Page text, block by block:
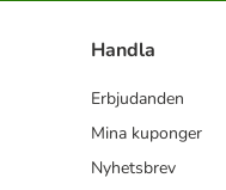
Handla
Erbjudanden
Mina kuponger
Nyhetsbrev